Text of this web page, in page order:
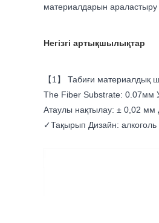
материалдарын араластыру
Негізгі артықшылықтар
【1】 Табиғи материалдық
The Fiber Substrate: 0.07мм
Атаулы нақтылау: ± 0,02 мм
✓Тақырып Дизайн: